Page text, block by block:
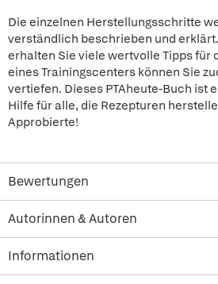
Die einzelnen Herstellungsschritte
verständlich beschrieben und
erhalten Sie viele wertvolle Tipps für
eines Trainingscenters können Sie
vertiefen. Dieses PTAheute-Buch ist
Hilfe für alle, die Rezepturen
Approbierte!
Bewertungen
Autorinnen & Autoren
Informationen